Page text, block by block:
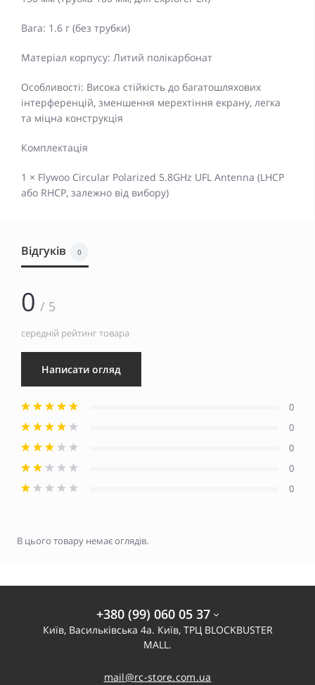
Вага: 1.6 г (без трубки)
Матеріал корпусу: Литий полікарбонат
Особливості: Висока стійкість до багатошляхових
інтерференцій, зменшення мерехтіння екрану, легка
та міцна конструкція
Комплектація
1 × Flywoo Circular Polarized 5.8GHz UFL Antenna (LHCP
або RHCP, залежно від вибору)
Відгуків 0
0 / 5
середній рейтинг товара
Написати огляд
0
0
0
0
0
В цього товару немає оглядів.
+380 (99) 060 05 37
Київ, Васильківська 4а. Київ, ТРЦ BLOCKBUSTER
MALL.
mail@rc-store.com.ua